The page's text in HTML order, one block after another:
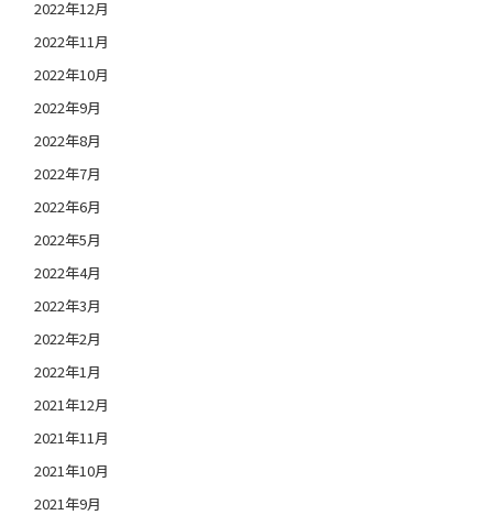
2022年12月
2022年11月
2022年10月
2022年9月
2022年8月
2022年7月
2022年6月
2022年5月
2022年4月
2022年3月
2022年2月
2022年1月
2021年12月
2021年11月
2021年10月
2021年9月